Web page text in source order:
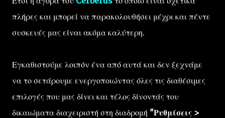
πλήρες και μπορεί να παρακολουθήσει μέχρι και πέντε
συσκευές μας είναι ακόμα καλύτερη.
Εγκαθιστούμε λοιπόν ένα από αυτά και δεν ξεχνάμε
να το σετάρουμε ενεργοποιώντας όλες τις διαθέσιμες
επιλογές που μας δίνει και τέλος δίνοντάς του
δικαιώματα διαχειριστή στη διαδρομή "Ρυθμίσεις >